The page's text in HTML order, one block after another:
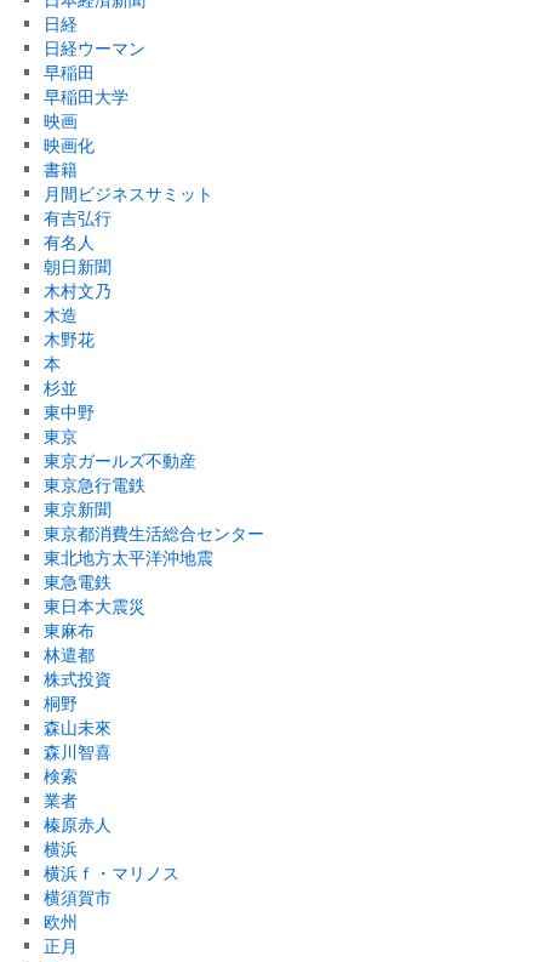
日経
日経ウーマン
早稲田
早稲田大学
映画
映画化
書籍
月間ビジネスサミット
有吉弘行
有名人
朝日新聞
木村文乃
木造
木野花
本
杉並
東中野
東京
東京ガールズ不動産
東京急行電鉄
東京新聞
東京都消費生活総合センター
東北地方太平洋沖地震
東急電鉄
東日本大震災
東麻布
林遣都
株式投資
桐野
森山未來
森川智喜
検索
業者
榛原赤人
横浜
横浜ｆ・マリノス
横須賀市
欧州
正月